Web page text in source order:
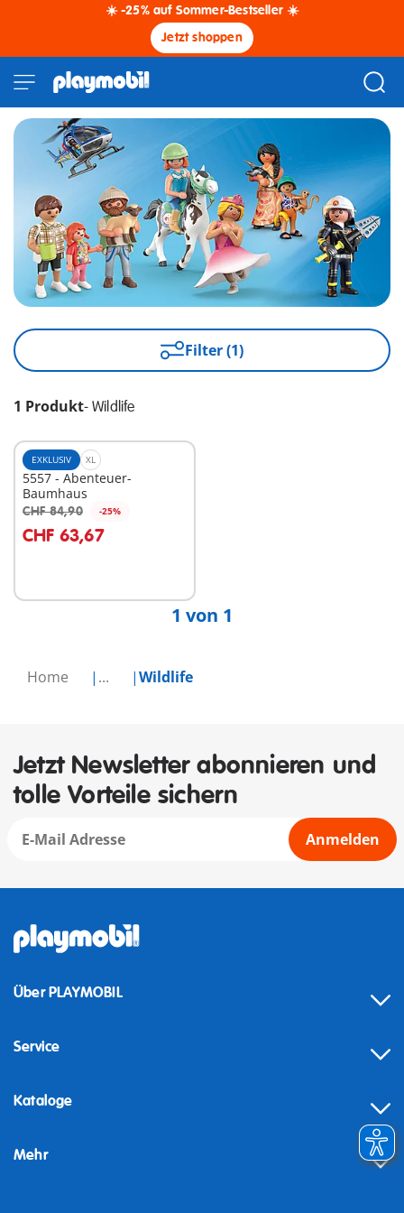
☀️ -25% auf Sommer-Bestseller ☀️
Jetzt shoppen
Home ... Wildlife
Filter (1)
1 Produkt- Wildlife
EXKLUSIV XL
5557 - Abenteuer-
Baumhaus
CHF 84,90 -25%
CHF 63,67
In den Warenkorb
1 von 1
Jetzt Newsletter abonnieren und
tolle Vorteile sichern
Anmelden
Über PLAYMOBIL
Service
Kataloge
Mehr